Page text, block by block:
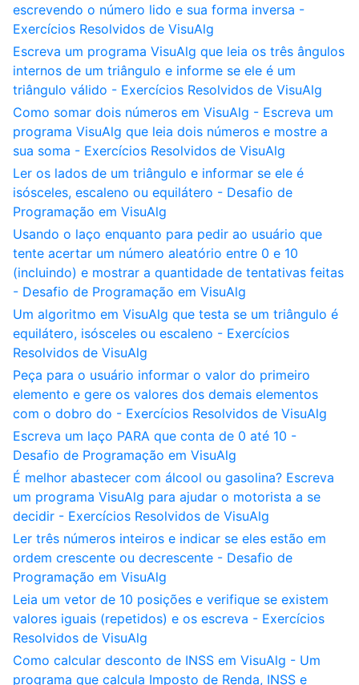
escrevendo o número lido e sua forma inversa -
Exercícios Resolvidos de VisuAlg
Escreva um programa VisuAlg que leia os três ângulos
internos de um triângulo e informe se ele é um
triângulo válido - Exercícios Resolvidos de VisuAlg
Como somar dois números em VisuAlg - Escreva um
programa VisuAlg que leia dois números e mostre a
sua soma - Exercícios Resolvidos de VisuAlg
Ler os lados de um triângulo e informar se ele é
isósceles, escaleno ou equilátero - Desafio de
Programação em VisuAlg
Usando o laço enquanto para pedir ao usuário que
tente acertar um número aleatório entre 0 e 10
(incluindo) e mostrar a quantidade de tentativas feitas
- Desafio de Programação em VisuAlg
Um algoritmo em VisuAlg que testa se um triângulo é
equilátero, isósceles ou escaleno - Exercícios
Resolvidos de VisuAlg
Peça para o usuário informar o valor do primeiro
elemento e gere os valores dos demais elementos
com o dobro do - Exercícios Resolvidos de VisuAlg
Escreva um laço PARA que conta de 0 até 10 -
Desafio de Programação em VisuAlg
É melhor abastecer com álcool ou gasolina? Escreva
um programa VisuAlg para ajudar o motorista a se
decidir - Exercícios Resolvidos de VisuAlg
Ler três números inteiros e indicar se eles estão em
ordem crescente ou decrescente - Desafio de
Programação em VisuAlg
Leia um vetor de 10 posições e verifique se existem
valores iguais (repetidos) e os escreva - Exercícios
Resolvidos de VisuAlg
Como calcular desconto de INSS em VisuAlg - Um
programa que calcula Imposto de Renda, INSS e